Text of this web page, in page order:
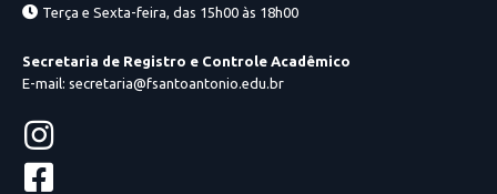
Terça e Sexta-feira, das 15h00 às 18h00
Secretaria de Registro e Controle Acadêmico
E-mail: secretaria@fsantoantonio.edu.br